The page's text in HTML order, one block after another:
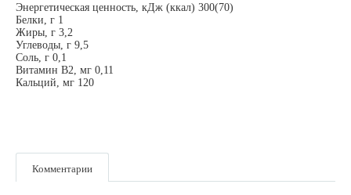
Энергетическая ценность, кДж (ккал) 300(70)
Белки, г 1
Жиры, г 3,2
Углеводы, г 9,5
Соль, г 0,1
Витамин В2, мг 0,11
Кальций, мг 120
Комментарии